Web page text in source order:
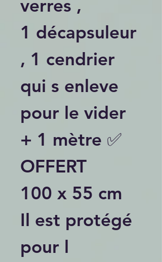
verres ,
1 décapsuleur
, 1 cendrier
qui s enleve
pour le vider
+ 1 mètre ✅
OFFERT
100 x 55 cm
Il est protégé
pour l